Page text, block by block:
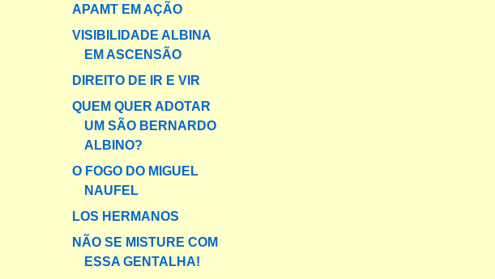
APAMT EM AÇÃO
VISIBILIDADE ALBINA
EM ASCENSÃO
DIREITO DE IR E VIR
QUEM QUER ADOTAR
UM SÃO BERNARDO
ALBINO?
O FOGO DO MIGUEL
NAUFEL
LOS HERMANOS
NÃO SE MISTURE COM
ESSA GENTALHA!